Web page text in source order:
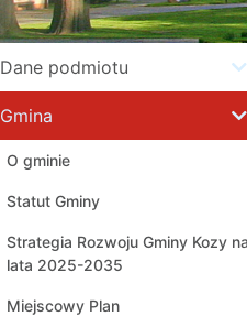
Dane podmiotu
Gmina
O gminie
Statut Gminy
Strategia Rozwoju Gminy Kozy na
lata 2025-2035
Miejscowy Plan